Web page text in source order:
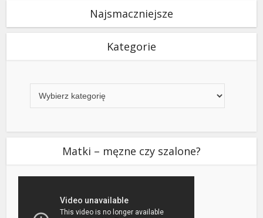
Najsmaczniejsze
Kategorie
Matki – męzne czy szalone?